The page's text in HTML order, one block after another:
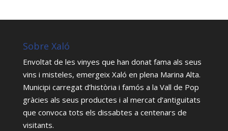
Sobre Xaló
Envoltat de les vinyes que han donat fama als seus
vins i misteles, emergeix Xaló en plena Marina Alta.
Municipi carregat d’història i famós a la Vall de Pop
gràcies als seus productes i al mercat d’antiguitats
que convoca tots els dissabtes a centenars de
visitants.